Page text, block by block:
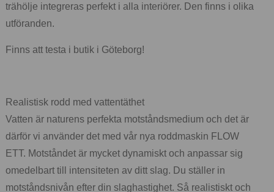
trähölje integreras perfekt i alla interiörer. Den finns i olika
utföranden.
Finns att testa i butik i Göteborg!
Realistisk rodd med vattentäthet
Vatten är naturens perfekta motståndsmedium och det är
därför vi använder det med vår nya roddmaskin FLOW
ETT. Motståndet är mycket dynamiskt och anpassar sig
omedelbart till intensiteten av ditt slag. Du ställer in
motståndsnivån efter din slaghastighet. Så realistiskt och